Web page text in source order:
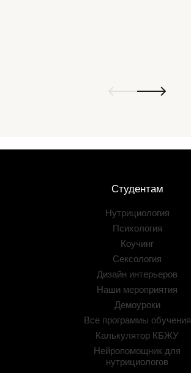
Студентам
Нутрициология
Психология
Коучинг
Сексология
Дизайн интерьеров
Наши мероприятия
Демоуроки
Все программы обучения
Калькулятор КБЖУ
Нейропомощник для
нутрициологов